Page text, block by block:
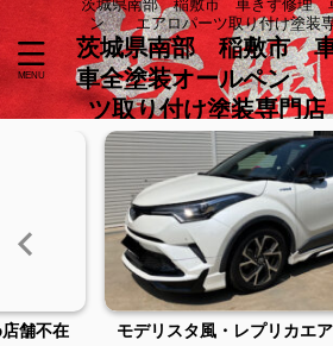
ン エアロパーツ取り付け塗
茨城県南部 稲敷市
車全塗装オールペン
ツ取り付け塗装専
ーツの
【6月26日臨時休業および